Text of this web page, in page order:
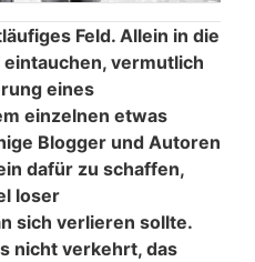
Feld. Allein in die
vermutlich
eines
einzelnen etwas
Blogger und Autoren
dafür zu schaffen,
loser
sich verlieren sollte.
nicht verkehrt, das